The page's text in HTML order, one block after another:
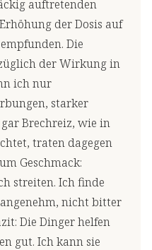
auftretenden
der Dosis auf
Die
der Wirkung in
ich nur
starker
gar Brechreiz, wie in
traten dagegen
Geschmack:
streiten. Ich finde
nicht bitter
Die Dinger helfen
gut. Ich kann sie